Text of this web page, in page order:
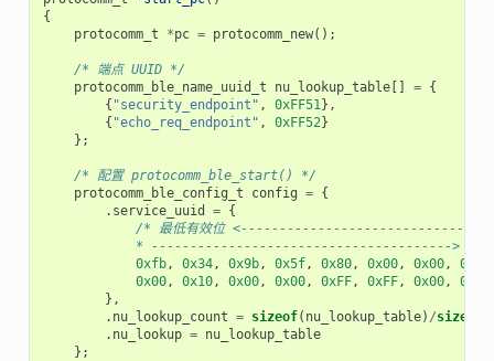
{
protocomm_t
*pc = protocomm_new();
/* 端点 UUID */
protocomm_ble_name_uuid_t
nu_lookup_table[] = {
{ "security_endpoint" , 0xFF51},
{ "echo_req_endpoint" , 0xFF52}
};
/* 配置 protocomm_ble_start() */
protocomm_ble_config_t
config = {
. service_uuid = {
/* 最低有效位
* ---------------------------------------> 最高
0xfb, 0x34, 0x9b, 0x5f, 0x80, 0x00, 0x00, 0x80
0x00, 0x10, 0x00, 0x00, 0xFF, 0xFF, 0x00, 0x00
},
. nu_lookup_count = sizeof( nu_lookup_table) /sizeof
. nu_lookup = nu_lookup_table
};